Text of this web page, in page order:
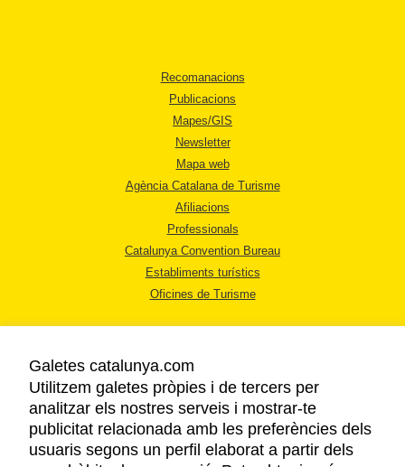
Recomanacions
Publicacions
Mapes/GIS
Newsletter
Mapa web
Agència Catalana de Turisme
Afiliacions
Professionals
Catalunya Convention Bureau
Establiments turístics
Oficines de Turisme
AVÍS LEGAL
POLÍTICA DE PRIVACITAT
Galetes catalunya.com
Utilitzem galetes pròpies i de tercers per
analitzar els nostres serveis i mostrar-te
publicitat relacionada amb les preferències dels
usuaris segons un perfil elaborat a partir dels